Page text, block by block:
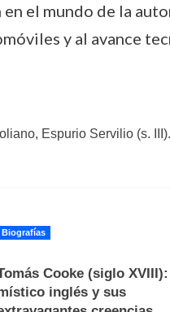
el mundo de la
y al avance
Espurio Servilio (s.
Biografías
Cooke (siglo
inglés y sus